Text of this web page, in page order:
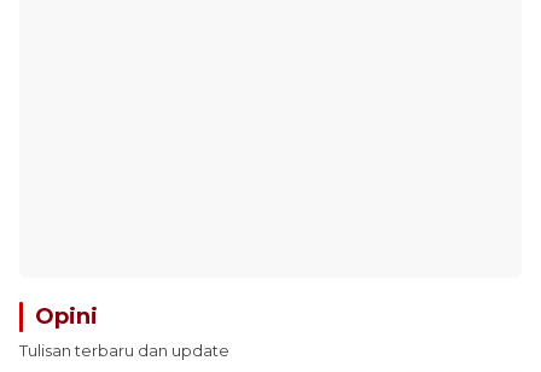
Opini
Tulisan terbaru dan update